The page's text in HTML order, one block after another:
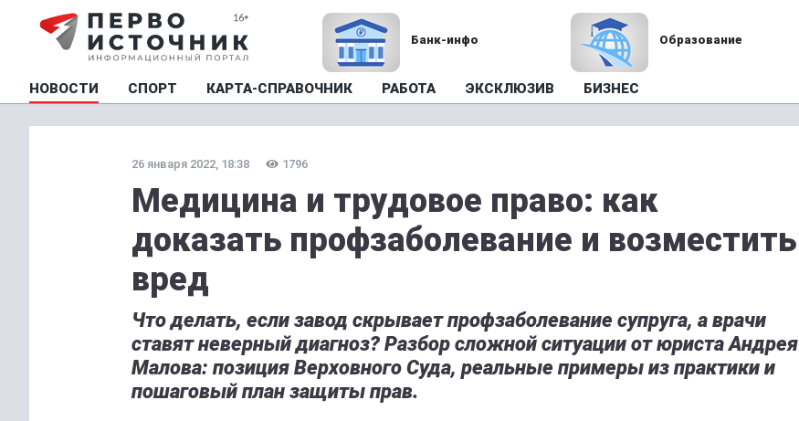
Банк-инфо Образование
НОВОСТИ СПОРТ КАРТА-СПРАВОЧНИК РАБОТА ЭКСКЛЮЗИВ БИЗНЕС
26 января 2022, 18:38 1796
Медицина и трудовое право: как
доказать профзаболевание и возместить
вред
Что делать, если завод скрывает профзаболевание супруга, а врачи
ставят неверный диагноз? Разбор сложной ситуации от юриста Андрея
Малова: позиция Верховного Суда, реальные примеры из практики и
пошаговый план защиты прав.